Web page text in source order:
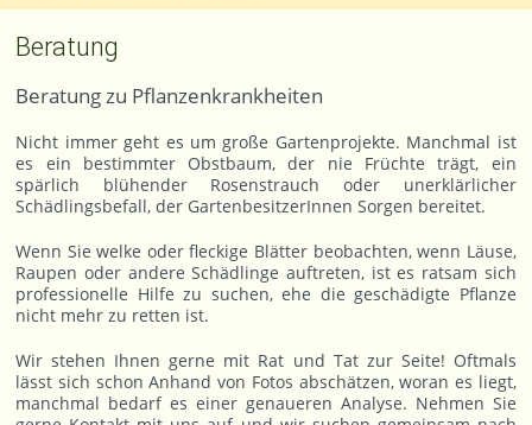
Beratung
Beratung zu Pflanzenkrankheiten
Nicht immer geht es um große Gartenprojekte. Manchmal ist
es ein bestimmter Obstbaum, der nie Früchte trägt, ein
spärlich blühender Rosenstrauch oder unerklärlicher
Schädlingsbefall, der GartenbesitzerInnen Sorgen bereitet.
Wenn Sie welke oder fleckige Blätter beobachten, wenn Läuse,
Raupen oder andere Schädlinge auftreten, ist es ratsam sich
professionelle Hilfe zu suchen, ehe die geschädigte Pflanze
nicht mehr zu retten ist.
Wir stehen Ihnen gerne mit Rat und Tat zur Seite! Oftmals
lässt sich schon Anhand von Fotos abschätzen, woran es liegt,
manchmal bedarf es einer genaueren Analyse. Nehmen Sie